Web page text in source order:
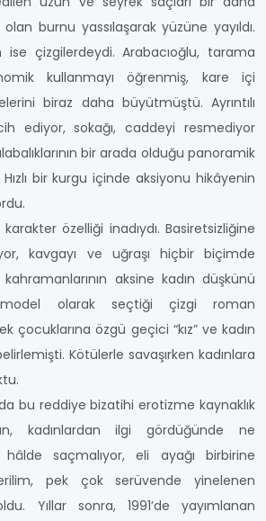
burnu yassılaşarak yüzüne yayıldı.
ise çizgilerdeydi. Arabacıoğlu, tarama
kullanmayı öğrenmiş, kare içi
biraz daha büyütmüştü. Ayrıntılı
ediyor, sokağı, caddeyi resmediyor
bir arada olduğu panoramik
bir kurgu içinde aksiyonu hikâyenin
karakter özelliği inadıydı. Basiretsizliğine
kavgayı ve uğraşı hiçbir biçimde
kahramanlarının aksine kadın düşkünü
olarak seçtiği çizgi roman
çocuklarına özgü geçici “kız” ve kadın
Kötülerle savaşırken kadınlara
bu reddiye bizatihi erotizme kaynaklık
kadınlardan ilgi gördüğünde ne
hâlde saçmalıyor, eli ayağı birbirine
pek çok serüvende yinelenen
Yıllar sonra, 1991’de yayımlanan